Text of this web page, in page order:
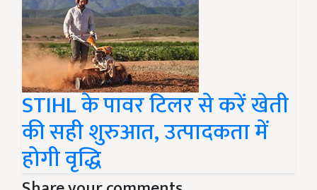
STIHL के पावर टिलर से करें खेती
की सही शुरुआत, उत्पादकता में
होगी वृद्धि